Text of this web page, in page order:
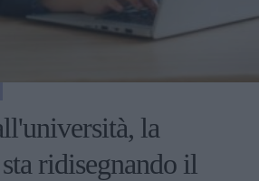
la
ridisegnando il